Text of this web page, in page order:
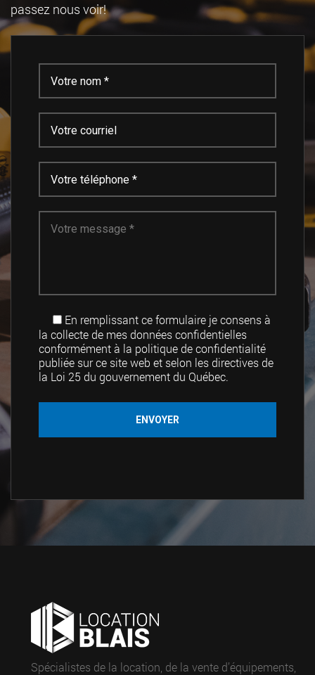
passez nous voir!
En remplissant ce formulaire je consens à
la collecte de mes données confidentielles
conformément à la politique de confidentialité
publiée sur ce site web et selon les directives de
la Loi 25 du gouvernement du Québec.
Spécialistes de la location, de la vente d’équipements,